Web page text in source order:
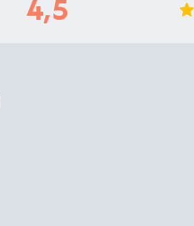
4,5